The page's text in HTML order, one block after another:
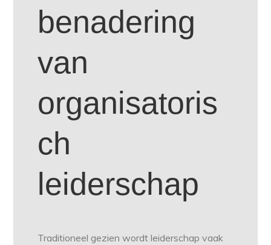
benadering
van
organisatoris
ch
leiderschap
Traditioneel gezien wordt leiderschap vaak